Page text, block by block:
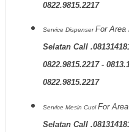
0822.9815.2217
Service DispenserFor Area
Selatan Call
0822.9815.2217 -
0822.9815.2217
Service Mesin CuciFor Area
Selatan Call